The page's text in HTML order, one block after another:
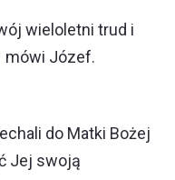
wieloletni trud i
mówi Józef.
do Matki Bożej
Jej swoją